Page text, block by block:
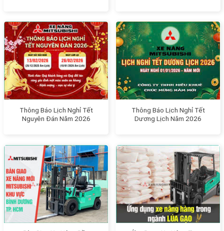
Thông Báo Lịch Nghỉ Tết
Nguyên Đán Năm 2026
Thông Báo Lịch Nghỉ Tết
Dương Lịch Năm 2026